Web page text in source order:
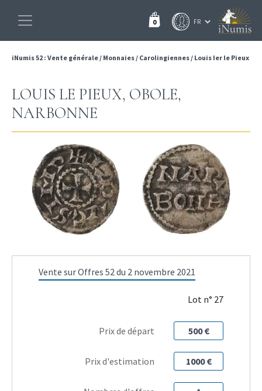
0
iNumis 52 : Vente générale/ Monnaies/ Carolingiennes/ Louis Ier le Pieux
LOUIS LE PIEUX, OBOLE,
NARBONNE
Vente sur Offres 52 du 2 novembre 2021
Lot n° 27
Prix de départ 500 €
Prix d'estimation 1000 €